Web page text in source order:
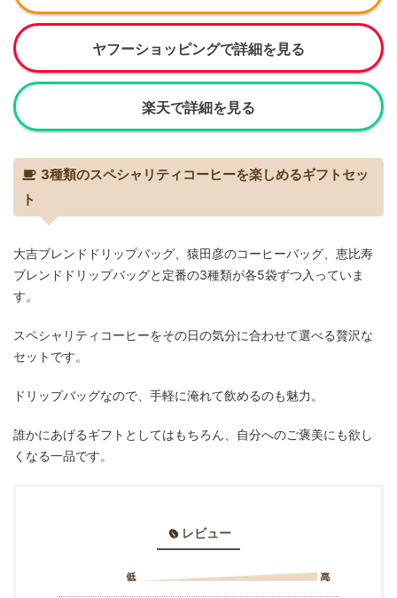
ヤフーショッピングで詳細を見る
楽天で詳細を見る
3種類のスペシャリティコーヒーを楽しめるギフトセッ
ト
大吉ブレンドドリップバッグ、猿田彦のコーヒーバッグ、恵比寿
ブレンドドリップバッグと定番の3種類が各5袋ずつ入っていま
す。
スペシャリティコーヒーをその日の気分に合わせて選べる贅沢な
セットです。
ドリップバッグなので、手軽に淹れて飲めるのも魅力。
誰かにあげるギフトとしてはもちろん、自分へのご褒美にも欲し
くなる一品です。
レビュー